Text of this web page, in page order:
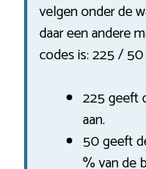
velgen onder de
daar een andere
codes is: 225 / 50
225 geeft
aan.
50 geeft
% van de